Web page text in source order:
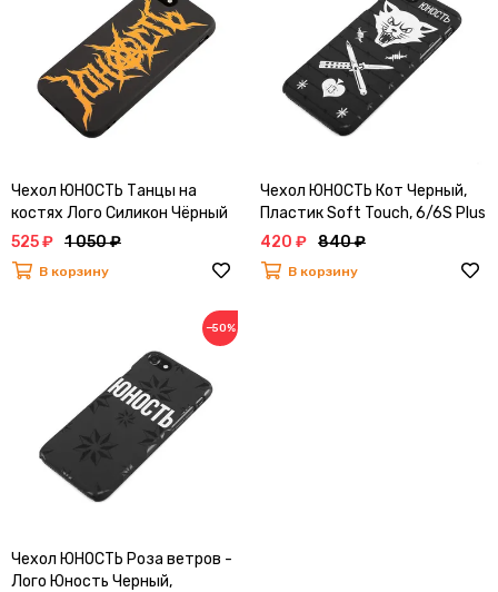
Чехол ЮНОСТЬ Танцы на
костях Лого Силикон Чёрный
6/6S Plus
525 ₽ 1 050 ₽
В корзину
Чехол ЮНОСТЬ Кот Черный,
Пластик Soft Touch, 6/6S Plus
420 ₽ 840 ₽
В корзину
−50%
Чехол ЮНОСТЬ Роза ветров -
Лого Юность Черный,